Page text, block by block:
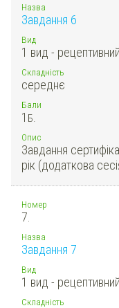
Назва
Завдання 6
Вид
1 вид - рецептивний
Складність
середнє
Бали
1 Б.
Опис
Завдання
рік (додаткова
Номер
7.
Назва
Завдання 7
Вид
1 вид - рецептивний
Складність